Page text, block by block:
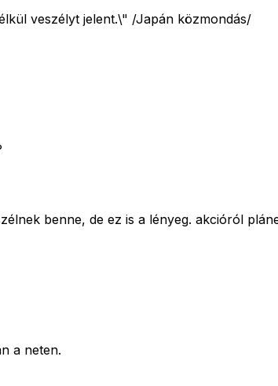
veszélyt jelent.\" /Japán közmondás/
benne, de ez is a lényeg. akcióról
a neten.